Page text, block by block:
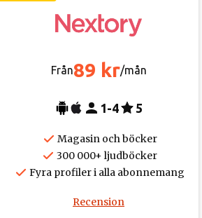
Från89 kr/mån
1-4 5
Magasin och böcker
300 000+ ljudböcker
Fyra profiler i alla abonnemang
Recension